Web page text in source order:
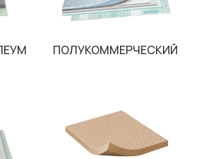
ПОЛУКОММЕРЧЕСКИЙ